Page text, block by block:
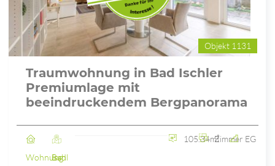
Objekt 1131
Traumwohnung in Bad Ischler
Premiumlage mit
beeindruckendem Bergpanorama
Wohnung
Bad Ischl
105.34m²3 Zimmer EG